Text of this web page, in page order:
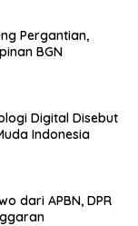
Pergantian,
BGN
Digital Disebut
Indonesia
dari APBN, DPR